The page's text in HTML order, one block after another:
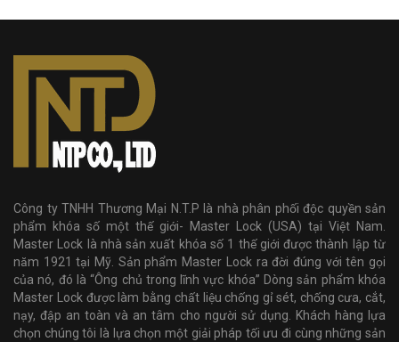
Công ty TNHH Thương Mại N.T.P là nhà phân phối độc quyền sản
phẩm khóa số một thế giới- Master Lock (USA) tại Việt Nam.
Master Lock là nhà sản xuất khóa số 1 thế giới được thành lập từ
năm 1921 tại Mỹ. Sản phẩm Master Lock ra đời đúng với tên gọi
của nó, đó là “Ông chủ trong lĩnh vực khóa” Dòng sản phẩm khóa
Master Lock được làm bằng chất liệu chống gỉ sét, chống cưa, cắt,
nạy, đập an toàn và an tâm cho người sử dụng. Khách hàng lựa
chọn chúng tôi là lựa chọn một giải pháp tối ưu đi cùng những sản